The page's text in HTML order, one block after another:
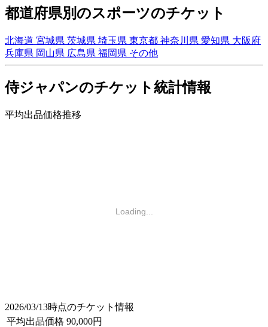
都道府県別のスポーツのチケット
北海道 宮城県 茨城県 埼玉県 東京都 神奈川県 愛知県 大阪府
兵庫県 岡山県 広島県 福岡県 その他
侍ジャパンのチケット統計情報
平均出品価格推移
Loading...
2026/03/13時点のチケット情報
平均出品価格 90,000円